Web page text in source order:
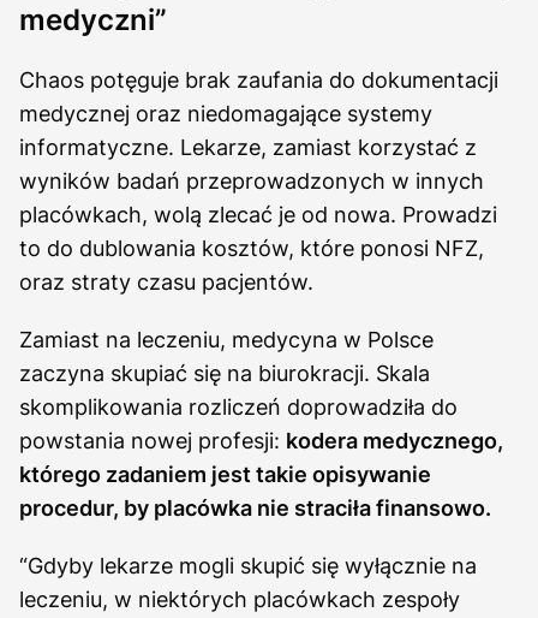
medyczni”
Chaos potęguje brak zaufania do dokumentacji
medycznej oraz niedomagające systemy
informatyczne. Lekarze, zamiast korzystać z
wyników badań przeprowadzonych w innych
placówkach, wolą zlecać je od nowa. Prowadzi
to do dublowania kosztów, które ponosi NFZ,
oraz straty czasu pacjentów.
Zamiast na leczeniu, medycyna w Polsce
zaczyna skupiać się na biurokracji. Skala
skomplikowania rozliczeń doprowadziła do
powstania nowej profesji: kodera medycznego,
którego zadaniem jest takie opisywanie
procedur, by placówka nie straciła finansowo.
“Gdyby lekarze mogli skupić się wyłącznie na
leczeniu, w niektórych placówkach zespoły